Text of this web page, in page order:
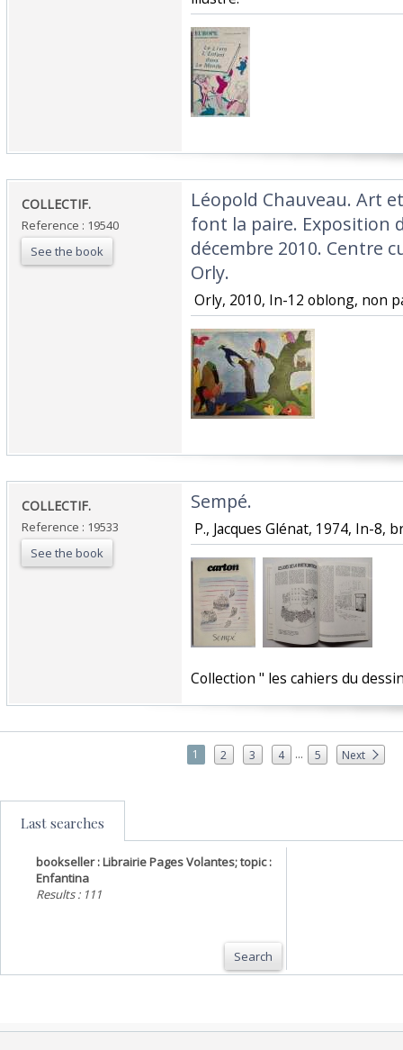
‎COLLECTIF.‎
Reference : 19540
See the book
‎Léopold Chauveau. Art
font la paire. Exposition
décembre 2010. Centre
Orly.‎
Orly, 2010, In-12 oblong, non
‎COLLECTIF.‎
Reference : 19533
See the book
‎Sempé.‎
P., Jacques Glénat, 1974, In-8,
‎Collection " les cahiers du
1 2 3 4 ... 5 Next
Last searches
bookseller : Librairie Pages Volantes; topic :
Enfantina
Results : 111
Search